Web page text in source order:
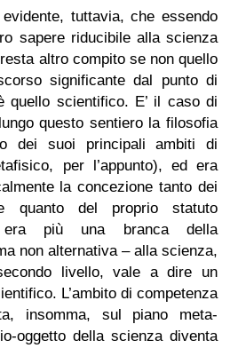
tuttavia, che essendo
sapere riducibile alla scienza
altro compito se non quello
significante dal punto di
quello scientifico. E’ il caso di
questo sentiero la filosofia
dei suoi principali ambiti di
per l’appunto), ed era
la concezione tanto dei
quanto del proprio statuto
era più una branca della
non alternativa – alla scienza,
livello, vale a dire un
L’ambito di competenza
insomma, sul piano meta-
oggetto della scienza diventa